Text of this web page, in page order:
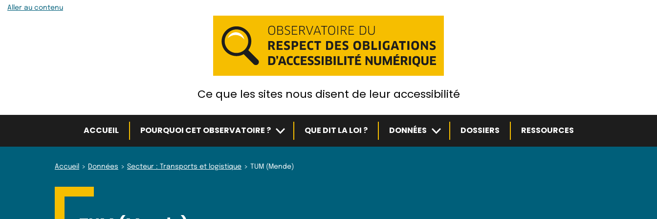
Aller au contenu
Ce que les sites nous disent de leur accessibilité
ACCUEIL POURQUOI CET OBSERVATOIRE ? Sous-menuQUE DIT LA LOI ? DONNÉES Sous-menuDOSSIERS RESSOURCES
Accueil Données Secteur : Transports et logistique TUM (Mende)